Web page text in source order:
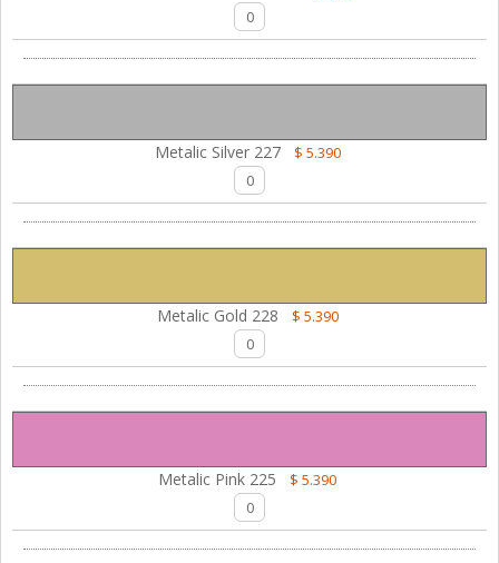
Metalic Silver 227 $ 5.390
Metalic Gold 228 $ 5.390
Metalic Pink 225 $ 5.390